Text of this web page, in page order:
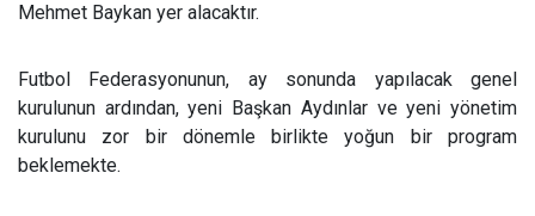
Mehmet Baykan yer alacaktır.
Futbol Federasyonunun, ay sonunda yapılacak genel
kurulunun ardından, yeni Başkan Aydınlar ve yeni yönetim
kurulunu zor bir dönemle birlikte yoğun bir program
beklemekte.